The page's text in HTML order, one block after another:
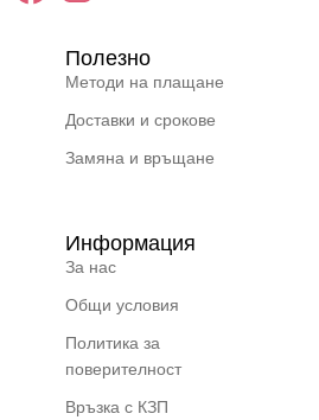
Полезно
Методи на плащане
Доставки и срокове
Замяна и връщане
Информация
За нас
Общи условия
Политика за
поверителност
Връзка с КЗП